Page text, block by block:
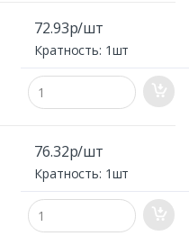
72.93р/шт
Кратность: 1шт
76.32р/шт
Кратность: 1шт